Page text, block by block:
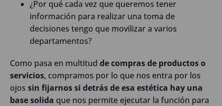
¿Por qué cada vez que queremos tener
información para realizar una toma de
decisiones tengo que movilizar a varios
departamentos?
Como pasa en multitud de compras de productos o
servicios, compramos por lo que nos entra por los
ojos sin fijarnos si detrás de esa estética hay una
base solida que nos permite ejecutar la función para